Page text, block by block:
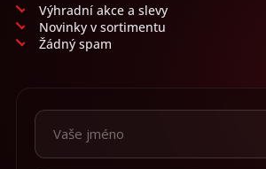
Výhradní akce a slevy
Novinky v sortimentu
Žádný spam